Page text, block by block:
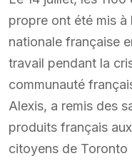
propre ont été mis à
nationale française
travail pendant la
communauté
Alexis, a remis des
produits français
citoyens de Toronto